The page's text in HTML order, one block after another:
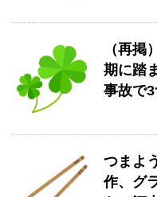
（再掲
期に踏
事故で
つまよ
作、グ